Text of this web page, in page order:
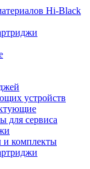
Hi-Black
устройств
для сервиса
и комплекты